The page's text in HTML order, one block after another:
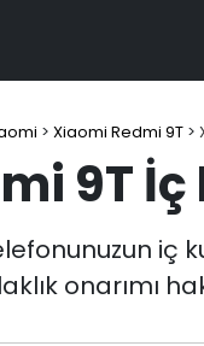
> Xiaomi Redmi 9T >
9T
iç
onarımı